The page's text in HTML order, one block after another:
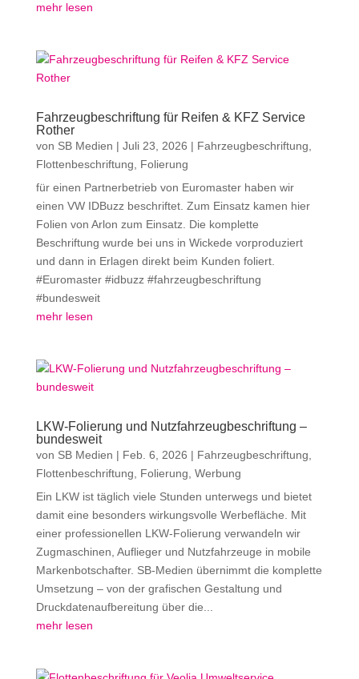
mehr lesen
Fahrzeugbeschriftung für Reifen & KFZ Service
Rother
von SB Medien | Juli 23, 2026 | Fahrzeugbeschriftung
Flottenbeschriftung
Folierung
für einen Partnerbetrieb von Euromaster haben wir
einen VW IDBuzz beschriftet. Zum Einsatz kamen hier
Folien von Arlon zum Einsatz. Die komplette
Beschriftung wurde bei uns in Wickede vorproduziert
und dann in Erlagen direkt beim Kunden foliert.
#Euromaster #idbuzz #fahrzeugbeschriftung
#bundesweit
mehr lesen
LKW-Folierung und Nutzfahrzeugbeschriftung –
bundesweit
von SB Medien | Feb. 6, 2026 | Fahrzeugbeschriftung
Flottenbeschriftung
Folierung Werbung
Ein LKW ist täglich viele Stunden unterwegs und bietet
damit eine besonders wirkungsvolle Werbefläche. Mit
einer professionellen LKW-Folierung verwandeln wir
Zugmaschinen, Auflieger und Nutzfahrzeuge in mobile
Markenbotschafter. SB-Medien übernimmt die komplette
Umsetzung – von der grafischen Gestaltung und
Druckdatenaufbereitung über die...
mehr lesen